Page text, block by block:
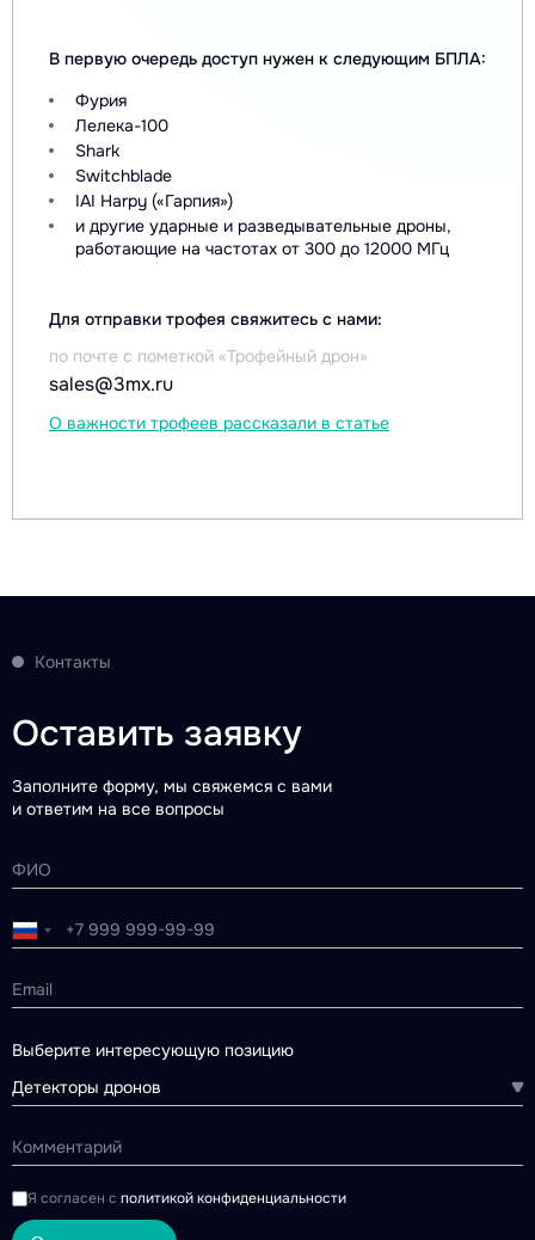
В первую очередь доступ нужен к следующим БПЛА:
Фурия
Лелека-100
Shark
Switchblade
IAI Harpy («Гарпия»)
и другие ударные и разведывательные дроны,
работающие на частотах от 300 до 12000 МГц
Для отправки трофея свяжитесь с нами:
по почте с пометкой «Трофейный дрон»
sales@3mx.ru
О важности трофеев рассказали в статье
Контакты
Оставить заявку
Заполните форму, мы свяжемся с вами
и ответим на все вопросы
Выберите интересующую позицию
Детекторы дронов
Я согласен с политикой конфиденциальности